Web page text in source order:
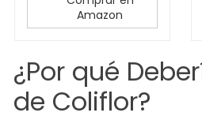
Amazon
¿Por qué
de Coliflor?